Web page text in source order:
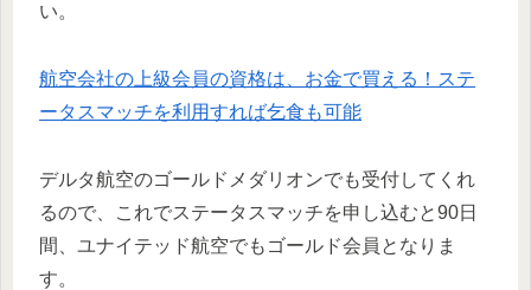
い。
航空会社の上級会員の資格は、お金で買える！ステ
ータスマッチを利用すれば乞食も可能
デルタ航空のゴールドメダリオンでも受付してくれ
るので、これでステータスマッチを申し込むと90日
間、ユナイテッド航空でもゴールド会員となりま
す。